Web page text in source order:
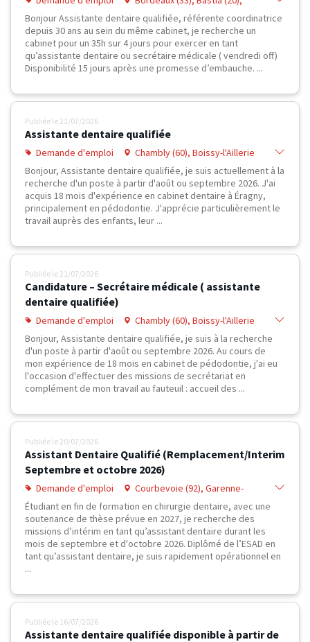
Toulouse (31), Rouen (76), Cergy
(95), Mantes-la-Ville (78), Ajaccio (20)
Bonjour Assistante dentaire qualifiée, référente coordinatrice
depuis 30 ans au sein du même cabinet, je recherche un
cabinet pour un 35h sur 4 jours pour exercer en tant
qu’assistante dentaire ou secrétaire médicale ( vendredi off)
Disponibilité 15 jours après une promesse d’embauche. ...
Publiée le 21/07/2026
Assistante dentaire qualifiée
Demande d'emploi
Chambly (60), Boissy-l'Aillerie
(95), Cergy (95), Herblay (95), Osny
(95), Pontoise (95), Andrésy (78),
Conflans-Sainte-Honorine (78),
Poissy (78)
Bonjour, Assistante dentaire qualifiée, je suis actuellement à la
recherche d'un poste à partir d'août ou septembre 2026. J'ai
acquis 18 mois d'expérience en cabinet dentaire à Éragny,
principalement en pédodontie. J'apprécie particulièrement le
travail auprès des enfants, leur ...
Publiée le 21/07/2026
Candidature – Secrétaire médicale ( assistante
dentaire qualifiée)
Demande d'emploi
Chambly (60), Boissy-l'Aillerie
(95), Cergy (95), Osny (95), Pontoise
(95), Andrésy (78), Conflans-Sainte-
Honorine (78), Poissy (78)
Bonjour, Assistante dentaire qualifiée, je suis à la recherche
d'un poste à partir d'août ou septembre 2026. Au cours de
mon expérience de 18 mois en cabinet de pédodontie, j'ai eu
l'occasion d'effectuer des missions de secrétariat en
complément de mon travail au fauteuil : accueil des ...
Publiée le 20/07/2026
Assistant Dentaire Qualifié (Remplacement/Interim
Septembre et octobre 2026)
Demande d'emploi
Courbevoie (92), Garenne-
Colombes (92), PARIS 01 (75),
Bezons (95), Carrières-sur-Seine
(78), Houilles (78), Maisons-Laffitte
(78), Sartrouville (78), Poissy (78)
Étudiant en fin de formation en chirurgie dentaire, avec une
soutenance de thèse prévue en 2027, je recherche des
missions d’intérim en tant qu’assistant dentaire durant les
mois de septembre et d'octobre 2026. Diplômé de l’ESAD en
tant qu’assistant dentaire, je suis rapidement opérationnel en
...
Publiée le 16/07/2026
Assistante dentaire qualifiée disponible à partir de